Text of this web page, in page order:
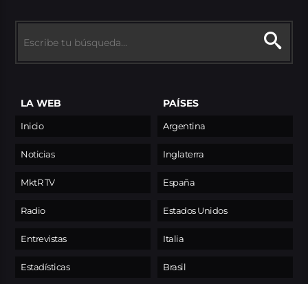
LA WEB
Inicio
Noticias
MktR TV
Radio
Entrevistas
Estadísticas
PAÍSES
Argentina
Inglaterra
España
Estados Unidos
Italia
Brasil